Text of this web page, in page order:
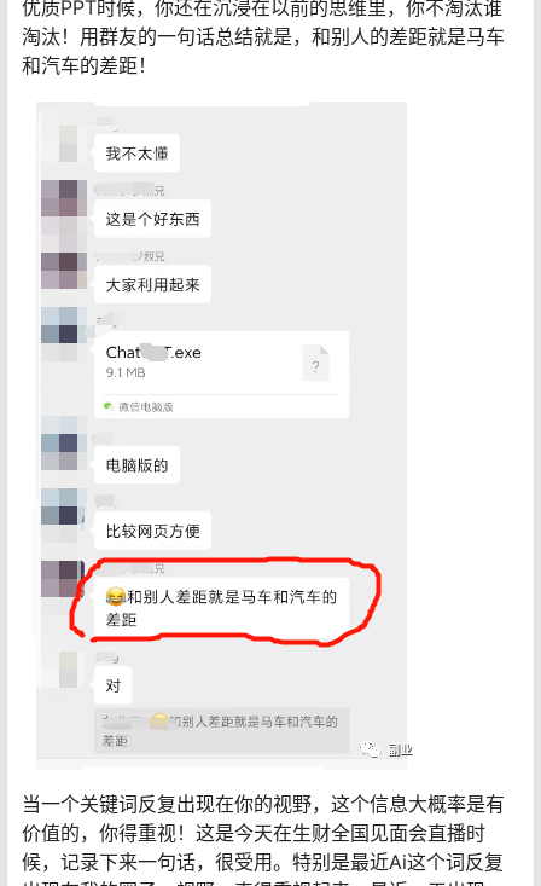
优质PPT时候，你还在沉浸在以前的思维里，你不淘汰谁
淘汰！用群友的一句话总结就是，和别人的差距就是马车
和汽车的差距！
当一个关键词反复出现在你的视野，这个信息大概率是有
价值的，你得重视！这是今天在生财全国见面会直播时
候，记录下来一句话，很受用。特别是最近Ai这个词反复